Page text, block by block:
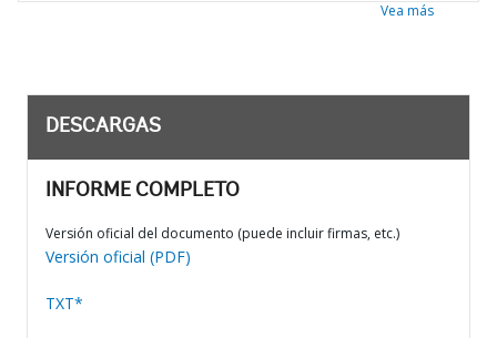
Vea más
DESCARGAS
INFORME COMPLETO
Versión oficial del documento (puede incluir firmas, etc.)
Versión oficial (PDF)
TXT*